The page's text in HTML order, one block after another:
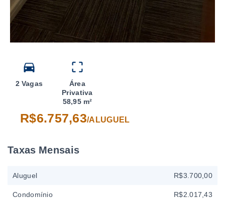
2 Vagas
Área
Privativa
58,95 m²
R$6.757,63/ALUGUEL
Taxas Mensais
Aluguel R$3.700,00
Condomínio R$2.017,43